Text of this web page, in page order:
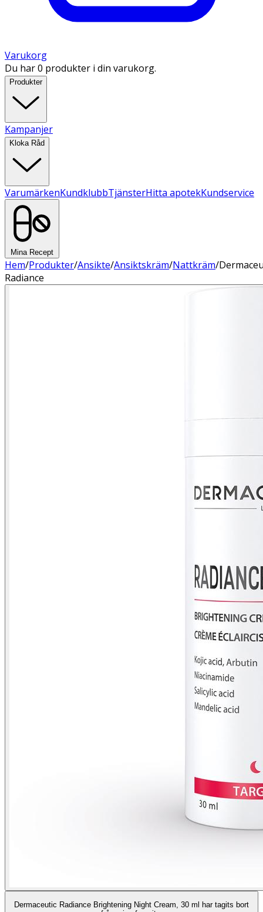
Varukorg
Du har 0 produkter i din varukorg.
Produkter
Kampanjer
Kloka Råd
VarumärkenKundklubbTjänsterHitta apotekKundservice
Mina Recept
Hem/Produkter/Ansikte/Ansiktskräm/Nattkräm/
Radiance
Dermaceutic Radiance Brightening Night Cream, 30 ml har tagits bort